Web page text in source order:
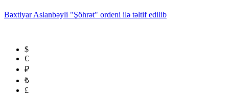
Bəxtiyar Aslanbəyli "Şöhrət" ordeni ilə təltif edilib
$
€
₽
₺
£